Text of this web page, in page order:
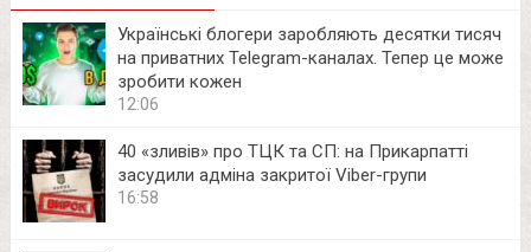
Українські блогери заробляють десятки тисяч
на приватних Telegram-каналах. Тепер це може
зробити кожен
12:06
40 «зливів» про ТЦК та СП: на Прикарпатті
засудили адміна закритої Viber-групи
16:58